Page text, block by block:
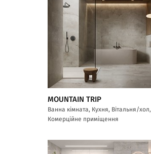
MOUNTAIN TRIP
Ванна кімната, Кухня, Вітальня/хол,
Комерційне приміщення